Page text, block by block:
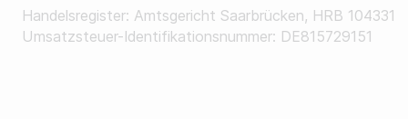
Handelsregister: Amtsgericht Saarbrücken, HRB 104331
Umsatzsteuer-Identifikationsnummer: DE815729151